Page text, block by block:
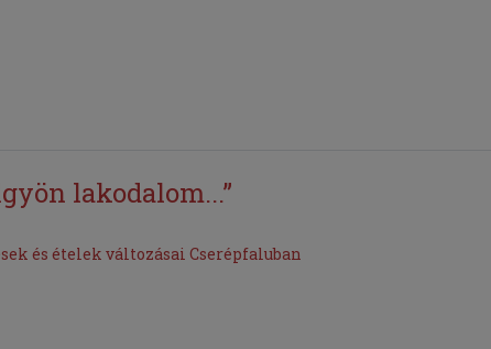
lakodalom...”
és ételek változásai Cserépfaluban